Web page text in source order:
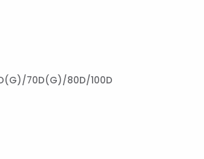
70D(G)/80D/100D